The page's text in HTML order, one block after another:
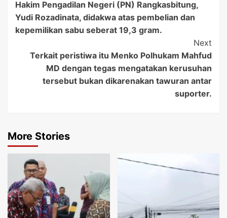
Navigation
Hakim Pengadilan Negeri (PN) Rangkasbitung,
Yudi Rozadinata, didakwa atas pembelian dan
kepemilikan sabu seberat 19,3 gram.
Next
Terkait peristiwa itu Menko Polhukam Mahfud
MD dengan tegas mengatakan kerusuhan
tersebut bukan dikarenakan tawuran antar
suporter.
More Stories